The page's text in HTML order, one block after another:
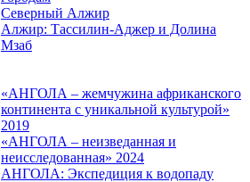
Северный Алжир
Алжир: Тассилин-Аджер и Долина
Мзаб
«АНГОЛА – жемчужина африканского
континента с уникальной культурой»
2019
«АНГОЛА – неизведанная и
неисследованная» 2024
АНГОЛА: Экспедиция к водопаду